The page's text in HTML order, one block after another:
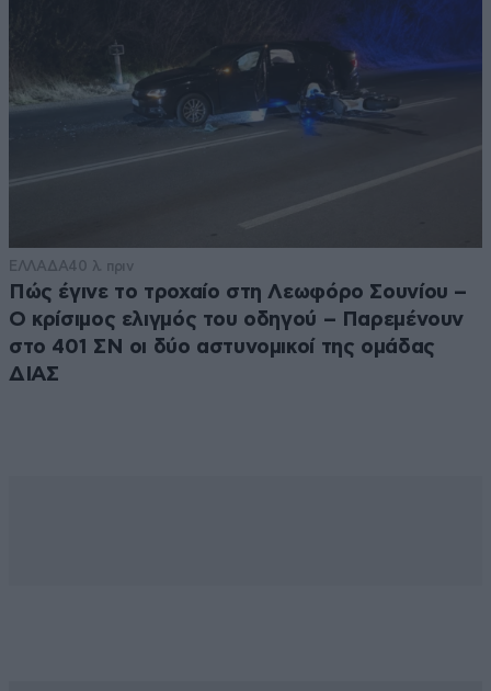
ΕΛΛΑΔΑ40 λ. πριν
Πώς έγινε το τροχαίο στη Λεωφόρο Σουνίου –
Ο κρίσιμος ελιγμός του οδηγού – Παρεμένουν
στο 401 ΣΝ οι δύο αστυνομικοί της ομάδας
ΔΙΑΣ